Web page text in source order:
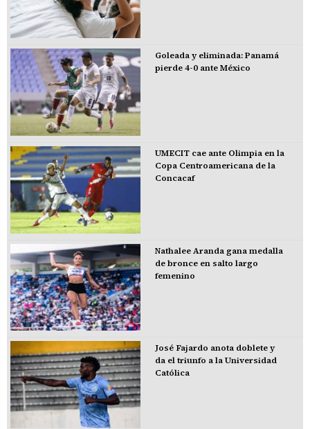
Goleada y eliminada: Panamá
pierde 4-0 ante México
UMECIT cae ante Olimpia en la
Copa Centroamericana de la
Concacaf
Nathalee Aranda gana medalla
de bronce en salto largo
femenino
José Fajardo anota doblete y
da el triunfo a la Universidad
Católica